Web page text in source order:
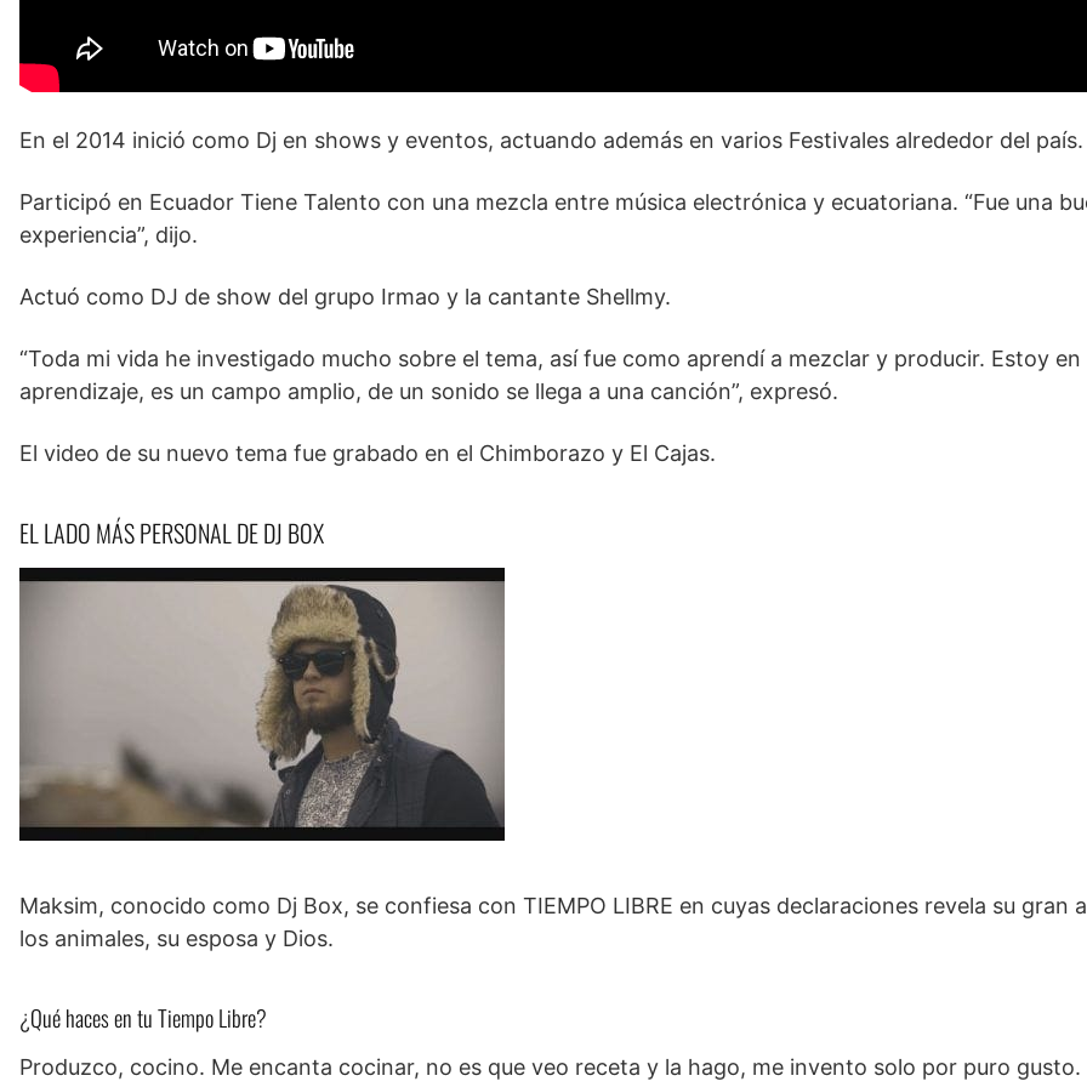
En el 2014 inició como Dj en shows y eventos, actuando además en varios Festivales alrededor del país.
Participó en Ecuador Tiene Talento con una mezcla entre música electrónica y ecuatoriana. “Fue una
experiencia”, dijo.
Actuó como DJ de show del grupo Irmao y la cantante Shellmy.
“Toda mi vida he investigado mucho sobre el tema, así fue como aprendí a mezclar y producir. Estoy en
aprendizaje, es un campo amplio, de un sonido se llega a una canción”, expresó.
El video de su nuevo tema fue grabado en el Chimborazo y El Cajas.
EL LADO MÁS PERSONAL DE DJ BOX
Maksim, conocido como Dj Box, se confiesa con TIEMPO LIBRE en cuyas declaraciones revela su gran
los animales, su esposa y Dios.
¿Qué haces en tu Tiempo Libre?
Produzco, cocino. Me encanta cocinar, no es que veo receta y la hago, me invento solo por puro gusto.